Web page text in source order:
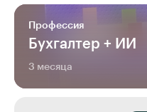
Профессия
Бухгалтер + ИИ
3 месяца